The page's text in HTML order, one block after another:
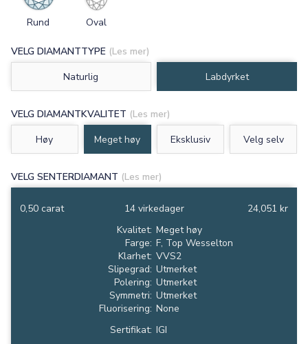
VELG DIAMANTTYPE (Les mer)
Naturlig
Labdyrket
VELG DIAMANTKVALITET (Les mer)
Høy
Meget høy Eksklusiv Velg selv
VELG SENTERDIAMANT (Les mer)
0,50 carat 24,051 kr
14 virkedager
Kvalitet: Meget høy
Farge: F, Top Wesselton
Klarhet: VVS2
Slipegrad: Utmerket
Polering: Utmerket
Symmetri: Utmerket
Fluorisering: None
Sertifikat: IGI
Rund Oval